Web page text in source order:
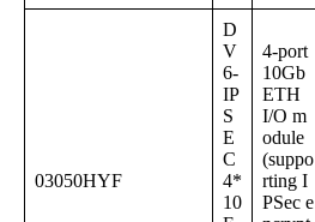
03050HYF
D
V
6-
IP
S
E
C
4*
10
4-port
10Gb
ETH
I/O m
odule
(suppo
rting I
PSec e